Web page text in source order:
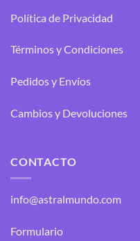
Política de Privacidad
Términos y Condiciones
Pedidos y Envíos
Cambios y Devoluciones
CONTACTO
info@astralmundo.com
Formulario